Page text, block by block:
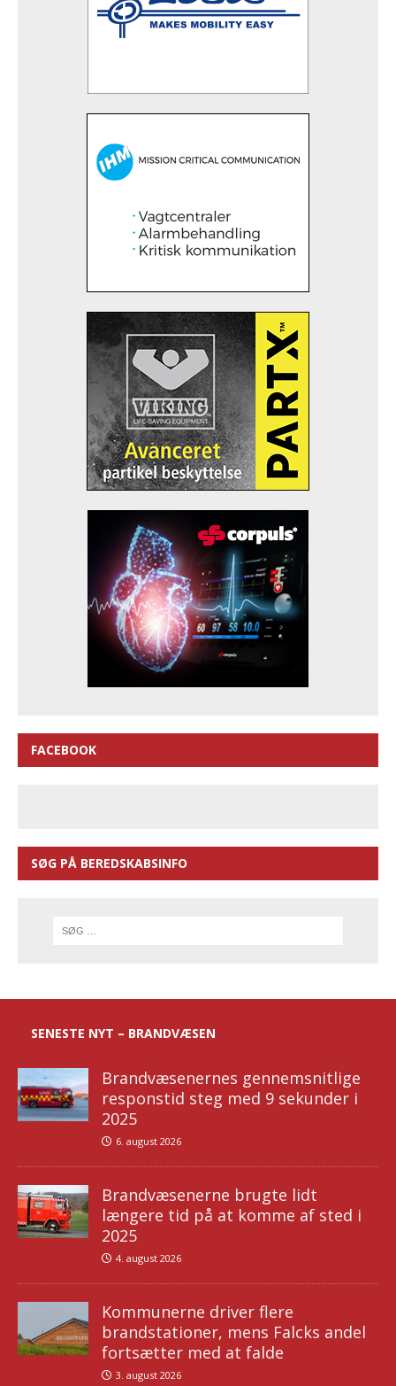
FACEBOOK
SØG PÅ BEREDSKABSINFO
SENESTE NYT – BRANDVÆSEN
Brandvæsenernes gennemsnitlige
responstid steg med 9 sekunder i
2025
6. august 2026
Brandvæsenerne brugte lidt
længere tid på at komme af sted i
2025
4. august 2026
Kommunerne driver flere
brandstationer, mens Falcks andel
fortsætter med at falde
3. august 2026